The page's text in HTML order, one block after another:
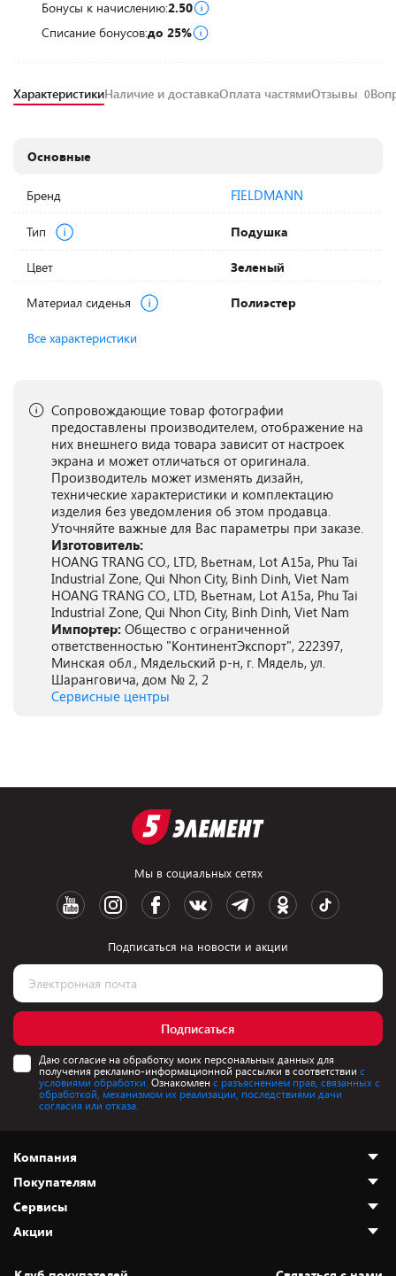
Бонусы к начислению:2.50
Списание бонусов:до 25%
ХарактеристикиНаличие и доставкаОплата частямиОтзывы 0
Основные
Бренд FIELDMANN
Тип Подушка
Цвет Зеленый
Материал сиденья Полиэстер
Все характеристики
Сопровождающие товар фотографии
предоставлены производителем, отображение на
них внешнего вида товара зависит от настроек
экрана и может отличаться от оригинала.
Производитель может изменять дизайн,
технические характеристики и комплектацию
изделия без уведомления об этом продавца.
Уточняйте важные для Вас параметры при заказе.
Изготовитель:
HOANG TRANG CO., LTD, Вьетнам, Lot A15a, Phu Tai
Industrial Zone, Qui Nhon City, Binh Dinh, Viet Nam
HOANG TRANG CO., LTD, Вьетнам, Lot A15a, Phu Tai
Industrial Zone, Qui Nhon City, Binh Dinh, Viet Nam
Импортер: Общество с ограниченной
ответственностью "КонтинентЭкспорт", 222397,
Минская обл., Мядельский р-н, г. Мядель, ул.
Шаранговича, дом № 2, 2
Сервисные центры
Мы в социальных сетях
Подписаться на новости и акции
Подписаться
Даю согласие на обработку моих персональных данных для
получения рекламно-информационной рассылки в соответствии с
условиями обработки. Ознакомлен с разъяснением прав, связанных с
обработкой, механизмом их реализации, последствиями дачи
согласия или отказа.
Компания
О нас
Адреса магазинов
Новости
Статьи и обзоры
Покупателям
Как сделать заказ
Оплата и доставка
Безналичный расчёт
Сервисы
Установка техники
Акции
Скидки и промокоды